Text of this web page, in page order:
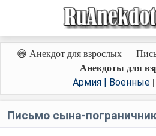
😄 Анекдот для взрослых —
Анекдоты для
Армия | Военные |
Письмо сына-